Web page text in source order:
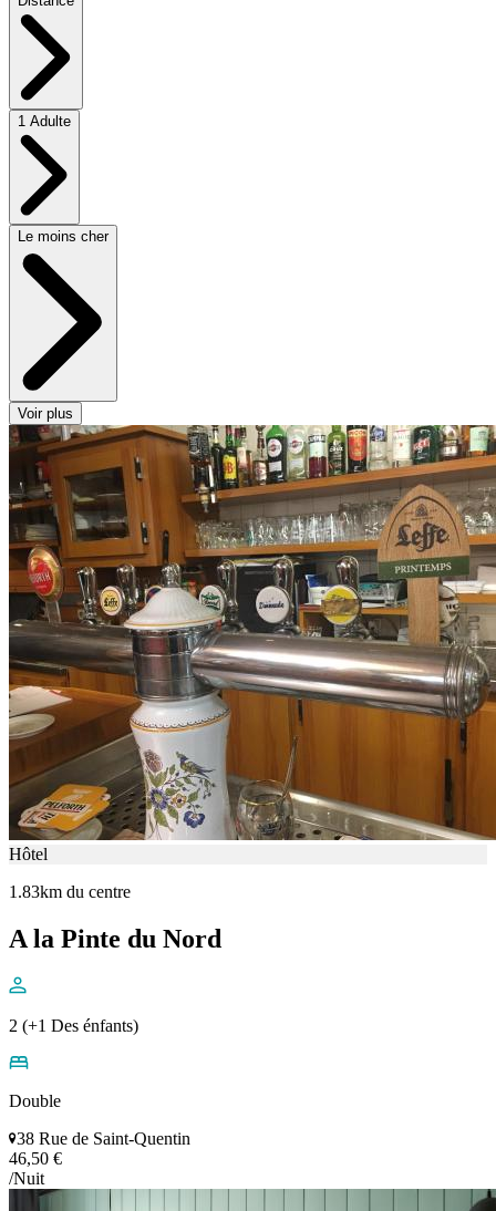
1 Adulte
Le moins cher
Voir plus
Hôtel
1.83km du centre
A la Pinte du Nord
2 (+1 Des énfants)
Double
38 Rue de Saint-Quentin
46,50 €
/Nuit